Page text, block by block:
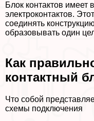
Блок контактов имеет
электроконтактов.
соединять
образовывать один
Как
контактный
Что собой
схемы подключения